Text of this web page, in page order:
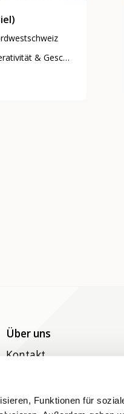
Funktionen für
Kultur & Künste, Generativität & Geschichte, Gemeinnütziges Engagement
Über uns
Kontakt